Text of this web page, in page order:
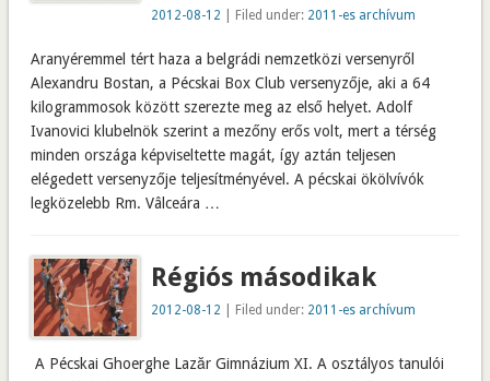
2012-08-12 | Filed under: 2011-es archívum
Aranyéremmel tért haza a belgrádi nemzetközi versenyről
Alexandru Bostan, a Pécskai Box Club versenyzője, aki a 64
kilogrammosok között szerezte meg az első helyet. Adolf
Ivanovici klubelnök szerint a mezőny erős volt, mert a térség
minden országa képviseltette magát, így aztán teljesen
elégedett versenyzője teljesítményével. A pécskai ökölvívók
legközelebb Rm. Vâlceára …
Régiós másodikak
2012-08-12 | Filed under: 2011-es archívum
A Pécskai Ghoerghe Lazăr Gimnázium XI. A osztályos tanulói